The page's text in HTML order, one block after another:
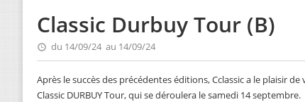
Classic Durbuy Tour (B)
du 14/09/24 au 14/09/24
Après le succès des précédentes éditions, Cclassic a le plaisir
Classic DURBUY Tour, qui se déroulera le samedi 14 septembre.